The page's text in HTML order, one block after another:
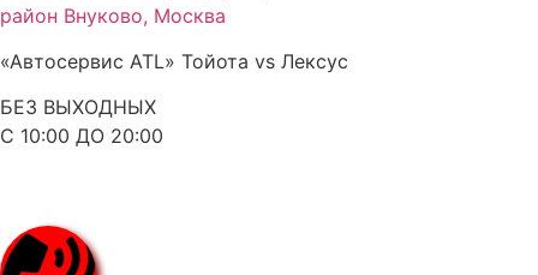
район Внуково, Москва
«Автосервис ATL» Тойота vs Лексус
БЕЗ ВЫХОДНЫХ
С 10:00 ДО 20:00